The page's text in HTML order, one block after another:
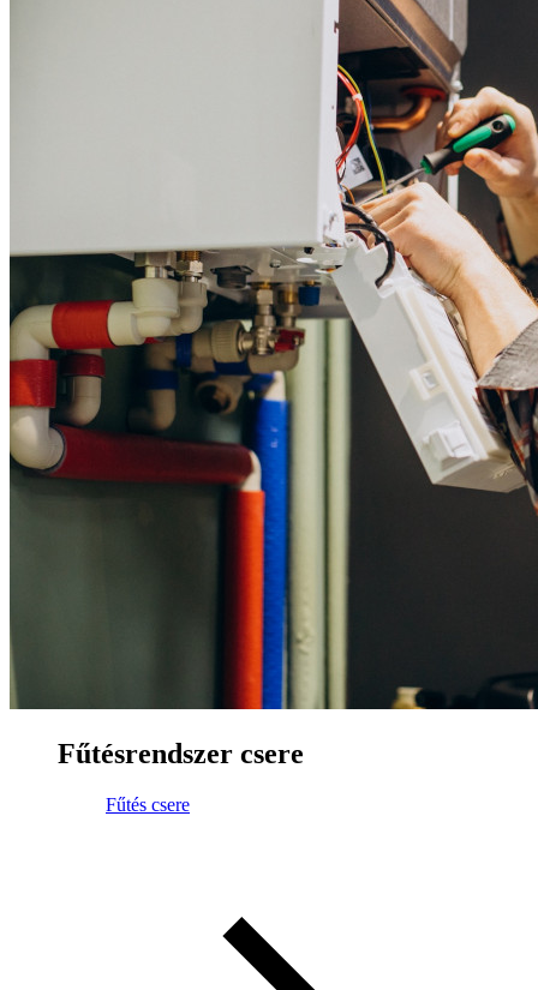
Fűtésrendszer csere
Fűtés csere